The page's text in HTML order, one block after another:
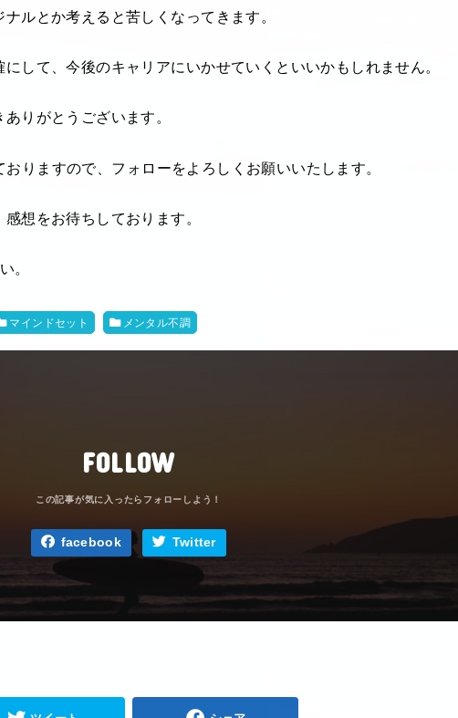
ルとか考えると苦しくなってきます。
して、今後のキャリアにいかせていくといいかもしれません。
りがとうございます。
りますので、フォローをよろしくお願いいたします。
想をお待ちしております。
。
マインドセット メンタル不調
FOLLOW
facebook Twitter